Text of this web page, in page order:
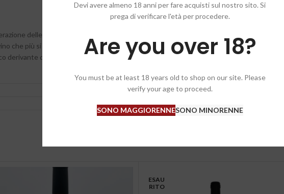
Devi avere almeno 18 anni per fare acquisti sul nostro sito. Si
prega di verificare l'età per procedere.
Are you over 18?
You must be at least 18 years old to shop on our site. Please
verify your age to proceed.
SONO MAGGIORENNESONO MINORENNE
delle bucce. Il colore dorato verde dichiara già l’originalità del suo carattere che
che più si allinea con le radici storiche del luogo e testimonia la vocazione del vitigno
derivante dalla perfetta maturazione. Aspetta piatti complessi in cui si incrociano, carni,
ESAU
RITO